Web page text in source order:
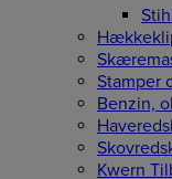
Stamper
Benzin,
Kwern